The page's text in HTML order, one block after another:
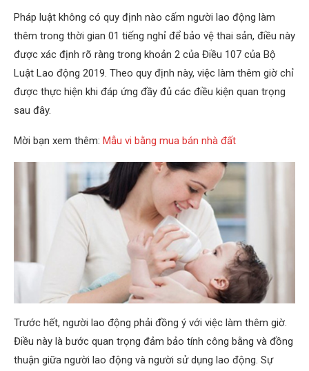
Pháp luật không có quy định nào cấm người lao động làm
thêm trong thời gian 01 tiếng nghỉ để bảo vệ thai sản, điều này
được xác định rõ ràng trong khoản 2 của Điều 107 của Bộ
Luật Lao động 2019. Theo quy định này, việc làm thêm giờ chỉ
được thực hiện khi đáp ứng đầy đủ các điều kiện quan trọng
sau đây.
Mời bạn xem thêm: Mẫu vi bằng mua bán nhà đất
Trước hết, người lao động phải đồng ý với việc làm thêm giờ.
Điều này là bước quan trọng đảm bảo tính công bằng và đồng
thuận giữa người lao động và người sử dụng lao động. Sự